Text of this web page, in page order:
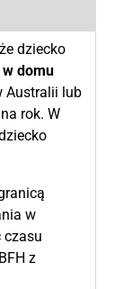
dziecko
domu
Australii lub
rok. W
w
czasu
z